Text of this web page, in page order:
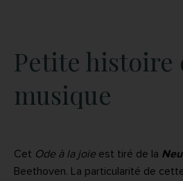
Petite histoire
musique
Cet Ode à la joie est tiré de la
Beethoven. La particularité de